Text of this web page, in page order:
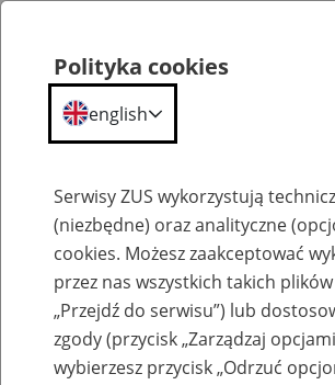
Szkolenia
Polityka cookies
english
Serwisy ZUS wykorzystują
(niezbędne) oraz analityczne
cookies. Możesz zaakceptować
przez nas wszystkich takich
„Przejdź do serwisu”) lub
zgody (przycisk „Zarządzaj
wybierzesz przycisk „Odrzuć